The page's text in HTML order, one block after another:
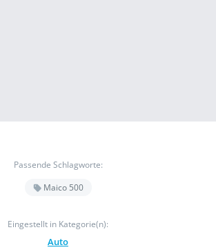
Passende Schlagworte:
Maico 500
Eingestellt in Kategorie(n):
Auto